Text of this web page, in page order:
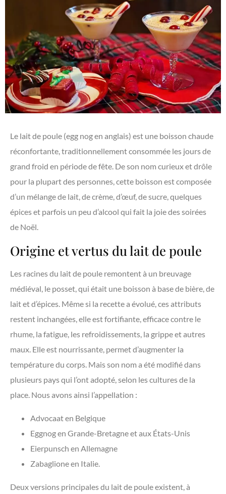
Le lait de poule (egg nog en anglais) est une boisson chaude
réconfortante, traditionnellement consommée les jours de
grand froid en période de fête. De son nom curieux et drôle
pour la plupart des personnes, cette boisson est composée
d’un mélange de lait, de crème, d’œuf, de sucre, quelques
épices et parfois un peu d’alcool qui fait la joie des soirées
de Noël.
Origine et vertus du lait de poule
Les racines du lait de poule remontent à un breuvage
médiéval, le posset, qui était une boisson à base de bière, de
lait et d’épices. Même si la recette a évolué, ces attributs
restent inchangées, elle est fortifiante, efficace contre le
rhume, la fatigue, les refroidissements, la grippe et autres
maux. Elle est nourrissante, permet d’augmenter la
température du corps. Mais son nom a été modifié dans
plusieurs pays qui l’ont adopté, selon les cultures de la
place. Nous avons ainsi l’appellation :
Advocaat en Belgique
Eggnog en Grande-Bretagne et aux États-Unis
Eierpunsch en Allemagne
Zabaglione en Italie.
Deux versions principales du lait de poule existent, à